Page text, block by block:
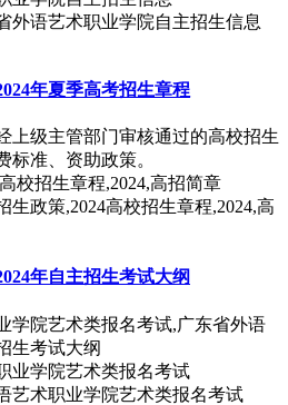
外语艺术职业学院自主招生信息
年夏季高考招生章程
上级主管部门审核通过的高校招生
标准、资助政策。
生政策,2024高校招生章程,2024,高
年自主招生考试大纲
学院艺术类报名考试,广东省外语
生考试大纲
艺术职业学院艺术类报名考试